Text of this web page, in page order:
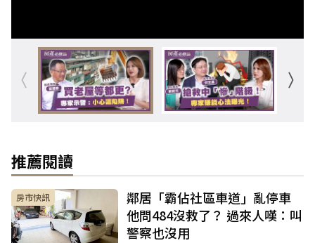
推薦閱讀
房市快訊
鄰居「霸佔社區車道」亂停車
他問484沒救了？ 過來人嘆：叫
警察也沒用